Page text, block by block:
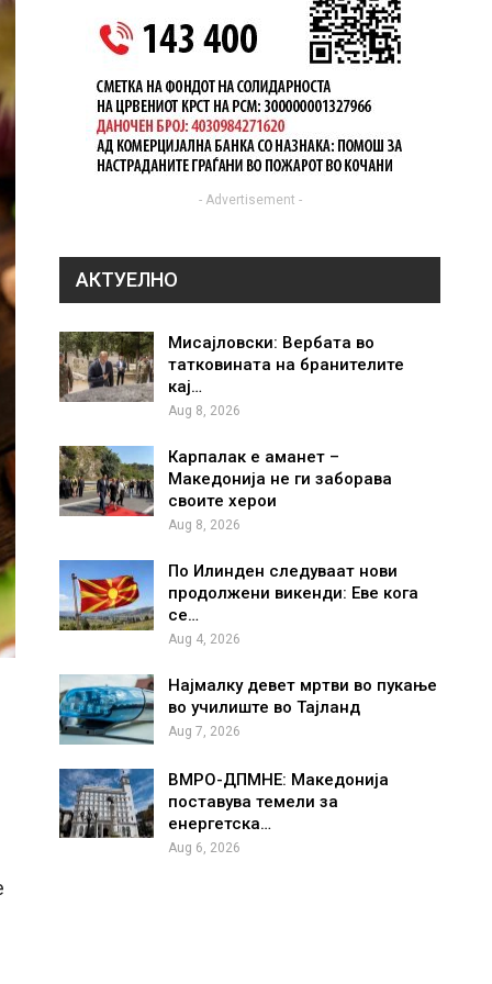
- Advertisement -
АКТУЕЛНО
Мисајловски: Вербата во
татковината на бранителите
кај…
Aug 8, 2026
Карпалак е аманет –
Македонија не ги заборава
своите херои
Aug 8, 2026
По Илинден следуваат нови
продолжени викенди: Еве кога
се…
Aug 4, 2026
Најмалку девет мртви во пукање
во училиште во Тајланд
Aug 7, 2026
ВМРО-ДПМНЕ: Македонија
поставува темели за
енергетска…
Aug 6, 2026